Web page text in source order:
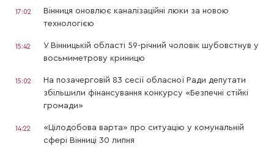
17:02
Вінниця оновлює каналізаційні люки за новою
технологією
15:42
У Вінницькій області 59-річний чоловік шубовстнув у
восьмиметрову криницю
15:02
На позачерговій 83 сесії обласної Ради депутати
збільшили фінансування конкурсу «Безпечні стійкі
громади»
14:22
«Цілодобова варта» про ситуацію у комунальній
сфері Вінниці 30 липня